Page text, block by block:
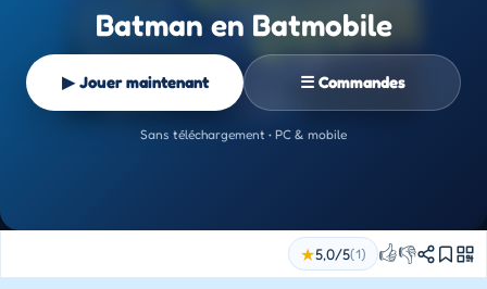
Batman en Batmobile
▶ Jouer maintenant ☰ Commandes
Sans téléchargement • PC & mobile
★5,0/5(1) 👍👎